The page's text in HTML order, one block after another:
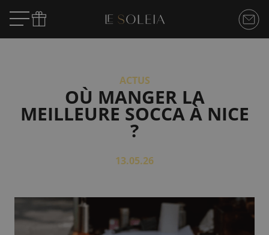
ACTUS
OÙ MANGER LA
MEILLEURE SOCCA À NICE
?
13.05.26